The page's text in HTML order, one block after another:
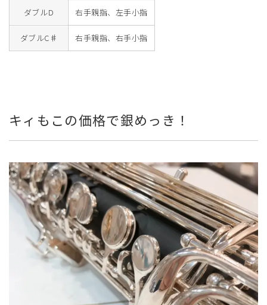
ダブルD 右手親指、左手小指
ダブルC♯ 右手親指、右手小指
キィもこの価格で銀めっき！